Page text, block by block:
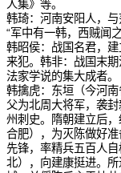
人集》等。
韩琦：河南安阳人，与
“军中有一韩，西贼闻
韩昭侯：战国名君，
来犯。韩非：战国末
法家学说的集大成者。
韩擒虎：东垣（今河
父为北周大将军，袭
州刺史。隋朝建立后
合肥），为灭陈做好
先锋，率精兵五百人
北），向建康挺进。